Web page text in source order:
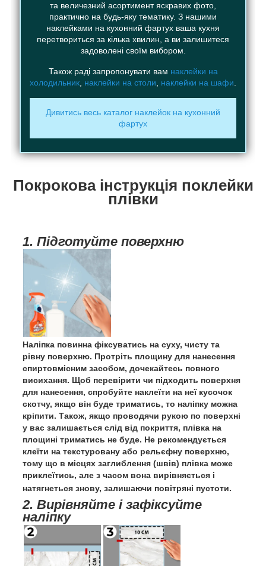
та величезний асортимент яскравих фото,
практично на будь-яку тематику. З нашими
наклейками на кухонний фартух ваша кухня
перетвориться за кілька хвилин, а ви залишитеся
задоволені своїм вибором.
Також раді запропонувати вам наклейки на
холодильник, наклейки на столи, наклейки на шафи.
Дивитись весь каталог наклейок на кухонний
фартух
Покрокова інструкція поклейки
плівки
1. Підготуйте поверхню
Наліпка повинна фіксуватись на суху, чисту та
рівну поверхню. Протріть площину для нанесення
спиртовмісним засобом, дочекайтесь повного
висихання. Щоб перевірити чи підходить поверхня
для нанесення, спробуйте наклеїти на неї кусочок
скотчу, якщо він буде триматись, то наліпку можна
кріпити. Також, якщо проводячи рукою по поверхні
у вас залишається слід від покриття, плівка на
площині триматись не буде. Не рекомендується
клеїти на текстуровану або рельєфну поверхню,
тому що в місцях заглиблення (швів) плівка може
приклеїтись, але з часом вона вирівняється і
натягнеться знову, залишаючи повітряні пустоти.
2. Вирівняйте і зафіксуйте
наліпку